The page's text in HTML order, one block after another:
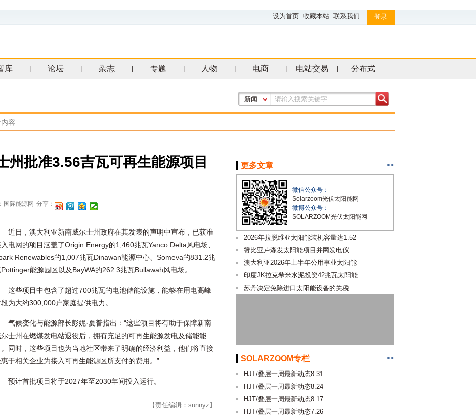
设为首页 收藏本站 联系我们 登录
库 论坛 杂志 专题 人物 电商 电站交易 分布式
新闻
容
州批准3.56吉瓦可再生能源项目
国际能源网 分享：
近日，澳大利亚新南威尔士州政府在其发表的声明中宣布，已获准
电网的项目涵盖了Origin Energy的1,460兆瓦Yanco Delta风电场、
Renewables的1,007兆瓦Dinawan能源中心、Someva的831.2兆
能源园区以及BayWA的262.3兆瓦Bullawah风电场。
这些项目中包含了超过700兆瓦的电池储能设施，能够在用电高峰
段为大约300,000户家庭提供电力。
气候变化与能源部长彭妮·夏普指出：“这些项目将有助于保障新南
尔士州在燃煤发电站退役后，拥有充足的可再生能源发电及储能能
。同时，这些项目也为当地社区带来了明确的经济利益，他们将直接
于相关企业为接入可再生能源区所支付的费用。”
预计首批项目将于2027年至2030年间投入运行。
【责任编辑：sunnyz】
更多文章 >>
微信公众号：
Solarzoom光伏太阳能网
微博公众号：
SOLARZOOM光伏太阳能网
2026年拉脱维亚太阳能装机容量达1.52
赞比亚卢森发太阳能项目并网发电仪
澳大利亚2026年上半年公用事业太阳能
印度JK拉克希米水泥投资42兆瓦太阳能
苏丹决定免除进口太阳能设备的关税
SOLARZOOM专栏 >>
HJT/叠层一周最新动态8.31
HJT/叠层一周最新动态8.24
HJT/叠层一周最新动态8.17
HJT/叠层一周最新动态7.26